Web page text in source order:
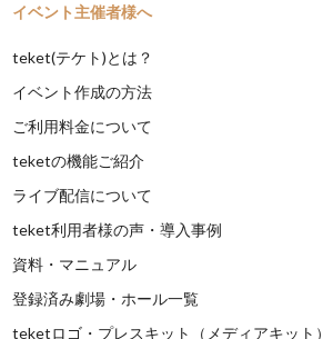
イベント主催者様へ
teket(テケト)とは？
イベント作成の方法
ご利用料金について
teketの機能ご紹介
ライブ配信について
teket利用者様の声・導入事例
資料・マニュアル
登録済み劇場・ホール一覧
teketロゴ・プレスキット（メディアキット）